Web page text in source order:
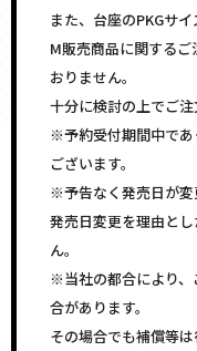
また、台座のPKGサ
M販売商品に関する
おりません。
十分に検討の上でご注
※予約受付期間中であ
ございます。
※予告なく発売日が変
発売日変更を理由と
ん。
※当社の都合により
合があります。
その場合でも補償等は